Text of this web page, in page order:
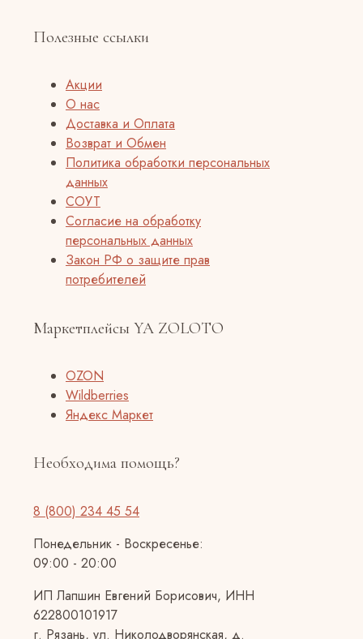
Полезные ссылки
Акции
О нас
Доставка и Оплата
Возврат и Обмен
Политика обработки персональных
данных
СОУТ
Согласие на обработку
персональных данных
Закон РФ о защите прав
потребителей
Маркетплейсы YA ZOLOTO
OZON
Wildberries
Яндекс Маркет
Необходима помощь?
8 (800) 234 45 54
Понедельник - Воскресенье:
09:00 - 20:00
ИП Лапшин Евгений Борисович, ИНН
622800101917
г. Рязань, ул. Николодворянская, д.